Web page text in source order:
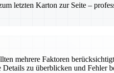
letzten Karton zur Seite –
mehrere Faktoren
zu überblicken und Fehler